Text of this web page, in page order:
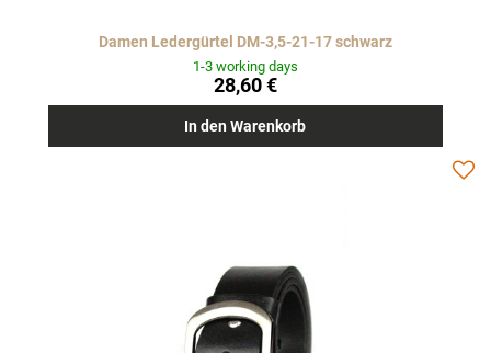
Damen Ledergürtel DM-3,5-21-17 schwarz
1-3 working days
28,60 €
In den Warenkorb